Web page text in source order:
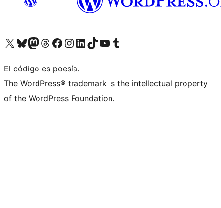
Visita nuestra cuenta de X (anteriormente Twitter)
Visita nuestra cuenta de Bluesky
Visita nuestra cuenta de Mastodon
Visita nuestra cuenta de Threads
Visita nuestra página de Facebook
Visita nuestra cuenta de Instagram
Visita nuestra cuenta de LinkedIn
Visita nuestra cuenta de TikTok
Visita nuestro canal de YouTube
Visita nuestra cuenta de Tumblr
El código es poesía.
The WordPress® trademark is the intellectual property
of the WordPress Foundation.